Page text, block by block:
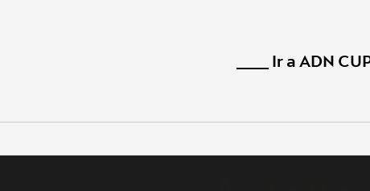
____ Ir a ADN